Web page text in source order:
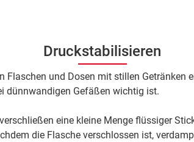
Druckstabilisieren
Flaschen und Dosen mit stillen Getränken
dünnwandigen Gefäßen wichtig ist.
eine kleine Menge flüssiger
die Flasche verschlossen ist,